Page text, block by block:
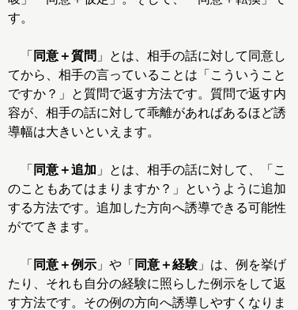
す。
「 同意＋質問 」とは、相手の話に対して同意し
てから、相手の言っていることは「こういうこと
ですか？」と質問で返す方法です。質問で返す内
容が、相手の話に対して乖離があればあるほど誘
導幅は大きいといえます。
「 同意＋追加 」とは、相手の話に対して、「こ
のこともあてはまりますか？」というように追加
する方法です。追加した方向へ誘導できる可能性
がでてきます。
「 同意＋例示 」や「 同意＋経験」は、例を挙げ
たり、それも自分の経験に照らした例示をして返
す方法です。その例の方向へ誘導しやすくなりま